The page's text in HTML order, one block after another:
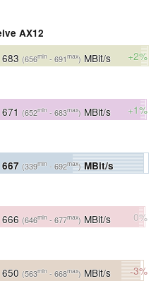
AX12
683 (656min - 691max) MBit/s +2%
671 (652min - 683max) MBit/s +1%
667 (339min - 692max)MBit/s
666 (646min - 677max) MBit/s 0%
650 (563min - 668max) MBit/s -3%